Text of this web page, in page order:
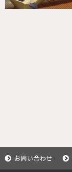
お問い合わせ